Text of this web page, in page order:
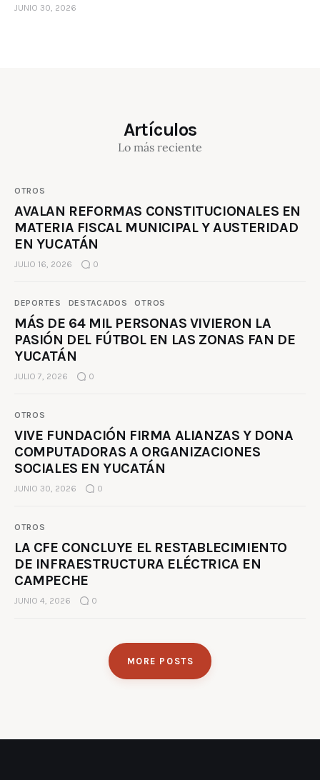
JUNIO 30, 2026
Artículos
Lo más reciente
OTROS
AVALAN REFORMAS CONSTITUCIONALES EN
MATERIA FISCAL MUNICIPAL Y AUSTERIDAD
EN YUCATÁN
JULIO 16, 2026 0
DEPORTES DESTACADOS OTROS
MÁS DE 64 MIL PERSONAS VIVIERON LA
PASIÓN DEL FÚTBOL EN LAS ZONAS FAN DE
YUCATÁN
JULIO 7, 2026 0
OTROS
VIVE FUNDACIÓN FIRMA ALIANZAS Y DONA
COMPUTADORAS A ORGANIZACIONES
SOCIALES EN YUCATÁN
JUNIO 30, 2026 0
OTROS
LA CFE CONCLUYE EL RESTABLECIMIENTO
DE INFRAESTRUCTURA ELÉCTRICA EN
CAMPECHE
JUNIO 4, 2026 0
MORE POSTS